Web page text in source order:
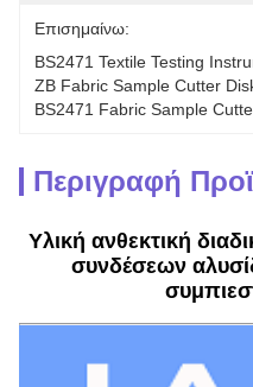
Επισημαίνω:
BS2471 Textile Testing
ZB Fabric Sample Cutter
BS2471 Fabric Sample
Περιγραφή
Υλική ανθεκτική
συνδέσεων